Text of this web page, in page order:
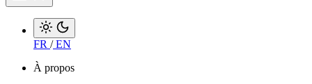
FR /EN
À propos